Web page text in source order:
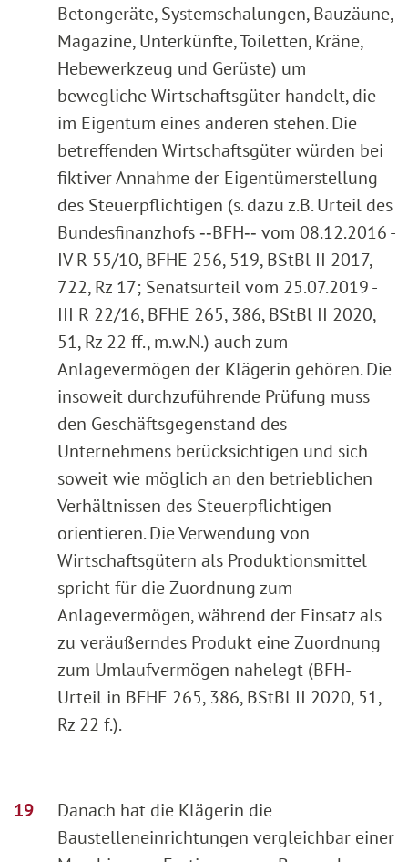
Betongeräte, Systemschalungen, Bauzäune,
Magazine, Unterkünfte, Toiletten, Kräne,
Hebewerkzeug und Gerüste) um
bewegliche Wirtschaftsgüter handelt, die
im Eigentum eines anderen stehen. Die
betreffenden Wirtschaftsgüter würden bei
fiktiver Annahme der Eigentümerstellung
des Steuerpflichtigen (s. dazu z.B. Urteil des
Bundesfinanzhofs ‑‑BFH‑‑ vom 08.12.2016 -
IV R 55/10, BFHE 256, 519, BStBl II 2017,
722, Rz 17; Senatsurteil vom 25.07.2019 -
III R 22/16, BFHE 265, 386, BStBl II 2020,
51, Rz 22 ff., m.w.N.) auch zum
Anlagevermögen der Klägerin gehören. Die
insoweit durchzuführende Prüfung muss
den Geschäftsgegenstand des
Unternehmens berücksichtigen und sich
soweit wie möglich an den betrieblichen
Verhältnissen des Steuerpflichtigen
orientieren. Die Verwendung von
Wirtschaftsgütern als Produktionsmittel
spricht für die Zuordnung zum
Anlagevermögen, während der Einsatz als
zu veräußerndes Produkt eine Zuordnung
zum Umlaufvermögen nahelegt (BFH-
Urteil in BFHE 265, 386, BStBl II 2020, 51,
Rz 22 f.).
Danach hat die Klägerin die
Baustelleneinrichtungen vergleichbar einer